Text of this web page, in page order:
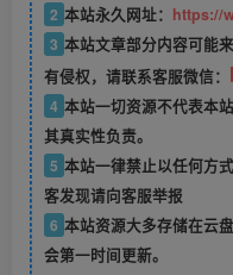
2 本站永久网址： https://
3 本站文章部分内容可能
有侵权，请联系客服微信：
4 本站一切资源不代表本
其真实性负责。
5 本站一律禁止以任何方
客发现请向客服举报
6 本站资源大多存储在云
会第一时间更新。